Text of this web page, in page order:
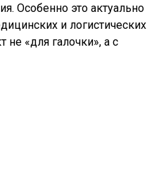
Особенно это актуально
и логистических
«для галочки», а с